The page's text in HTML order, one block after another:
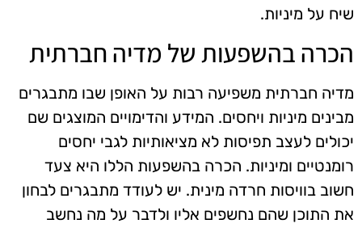
שיח על מיניות.
הכרה בהשפעות של מדיה חברתית
מדיה חברתית משפיעה רבות על האופן שבו מתבגרים
מבינים מיניות ויחסים. המידע והדימויים המוצגים שם
יכולים לעצב תפיסות לא מציאותיות לגבי יחסים
רומנטיים ומיניות. הכרה בהשפעות הללו היא צעד
חשוב בוויסות חרדה מינית. יש לעודד מתבגרים לבחון
את התוכן שהם נחשפים אליו ולדבר על מה נחשב